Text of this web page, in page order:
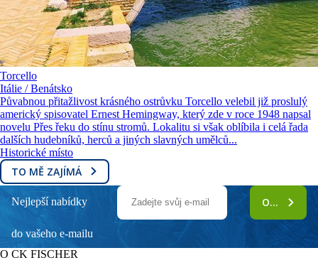
Torcello
Itálie / Benátsko
Půvabnou přitažlivost krásného ostrůvku Torcello velebil již proslulý
americký spisovatel Ernest Hemingway, který zde v roce 1948 napsal
novelu Přes řeku do stínu stromů. Lokalitu si však oblíbila i celá řada
dalších hudebníků, herců a jiných slavných umělců...
Historické místo
TO MĚ ZAJÍMÁ
Nejlepší nabídky
do vašeho e-mailu
ODEBÍRAT
O CK FISCHER